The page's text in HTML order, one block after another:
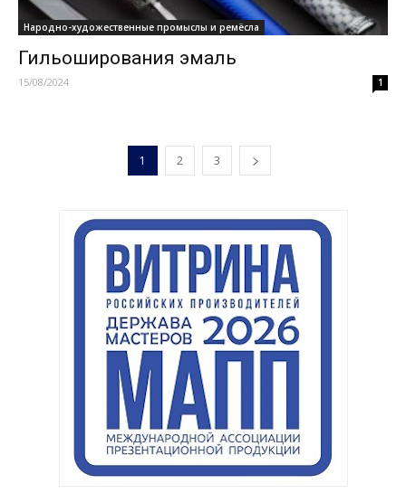
Народно-художественные промыслы и ремёсла
Гильоширования эмаль
15/08/2024 1
1 2 3